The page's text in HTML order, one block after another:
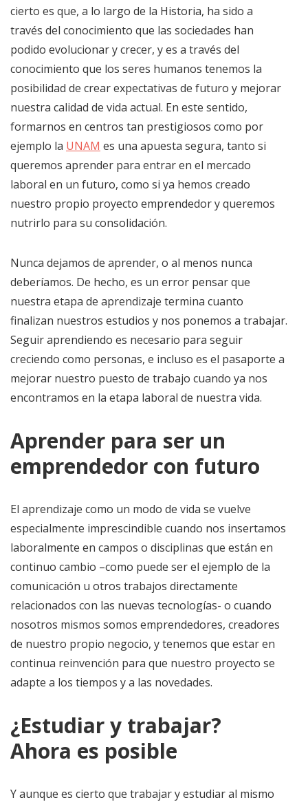
cierto es que, a lo largo de la Historia, ha sido a
través del conocimiento que las sociedades han
podido evolucionar y crecer, y es a través del
conocimiento que los seres humanos tenemos la
posibilidad de crear expectativas de futuro y mejorar
nuestra calidad de vida actual. En este sentido,
formarnos en centros tan prestigiosos como por
ejemplo la UNAM es una apuesta segura, tanto si
queremos aprender para entrar en el mercado
laboral en un futuro, como si ya hemos creado
nuestro propio proyecto emprendedor y queremos
nutrirlo para su consolidación.
Nunca dejamos de aprender, o al menos nunca
deberíamos. De hecho, es un error pensar que
nuestra etapa de aprendizaje termina cuanto
finalizan nuestros estudios y nos ponemos a trabajar.
Seguir aprendiendo es necesario para seguir
creciendo como personas, e incluso es el pasaporte a
mejorar nuestro puesto de trabajo cuando ya nos
encontramos en la etapa laboral de nuestra vida.
Aprender para ser un
emprendedor con futuro
El aprendizaje como un modo de vida se vuelve
especialmente imprescindible cuando nos insertamos
laboralmente en campos o disciplinas que están en
continuo cambio –como puede ser el ejemplo de la
comunicación u otros trabajos directamente
relacionados con las nuevas tecnologías- o cuando
nosotros mismos somos emprendedores, creadores
de nuestro propio negocio, y tenemos que estar en
continua reinvención para que nuestro proyecto se
adapte a los tiempos y a las novedades.
¿Estudiar y trabajar?
Ahora es posible
Y aunque es cierto que trabajar y estudiar al mismo